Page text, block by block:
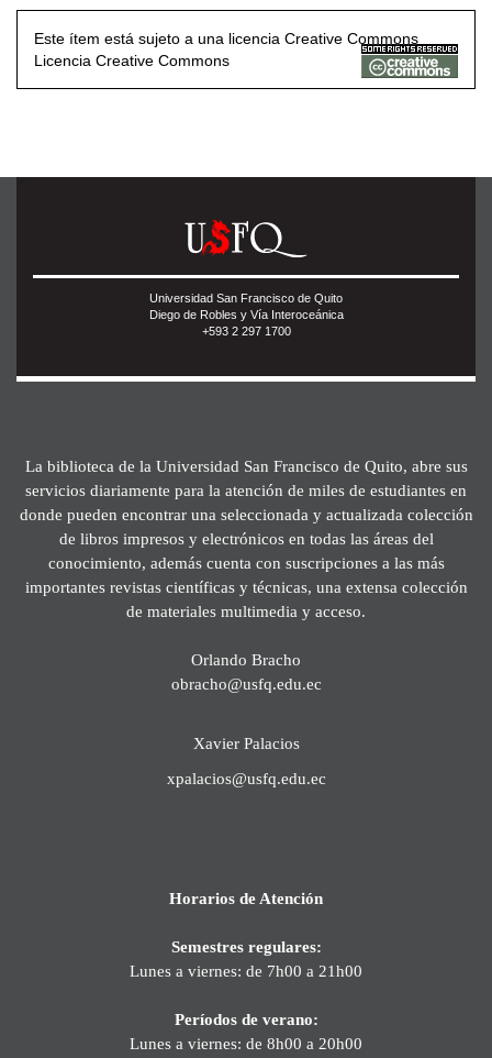
Este ítem está sujeto a una licencia Creative Commons
Licencia Creative Commons
Universidad San Francisco de Quito
Diego de Robles y Vía Interoceánica
+593 2 297 1700
La biblioteca de la Universidad San Francisco de Quito, abre sus
servicios diariamente para la atención de miles de estudiantes en
donde pueden encontrar una seleccionada y actualizada colección
de libros impresos y electrónicos en todas las áreas del
conocimiento, además cuenta con suscripciones a las más
importantes revistas científicas y técnicas, una extensa colección
de materiales multimedia y acceso.
Orlando Bracho
obracho@usfq.edu.ec
Xavier Palacios
xpalacios@usfq.edu.ec
Horarios de Atención
Semestres regulares:
Lunes a viernes: de 7h00 a 21h00
Períodos de verano:
Lunes a viernes: de 8h00 a 20h00